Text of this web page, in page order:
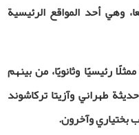
هذا المسلسل في 75 موقعا، وهي أحد المواقع الرئيسية
ويشارك في تمثيل العمل أكثر من 40 ممثلًا رئيسيًا وثانويًا، من بينهم
طهراني وآزيتا تركاشوند
بختياري وآخرون.